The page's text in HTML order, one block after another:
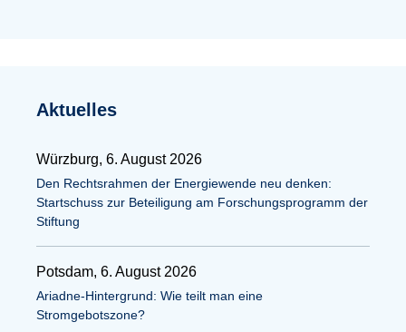
Aktuelles
Würzburg, 6. August 2026
Den Rechtsrahmen der Energiewende neu denken:
Startschuss zur Beteiligung am Forschungsprogramm der
Stiftung
Potsdam, 6. August 2026
Ariadne-Hintergrund: Wie teilt man eine
Stromgebotszone?